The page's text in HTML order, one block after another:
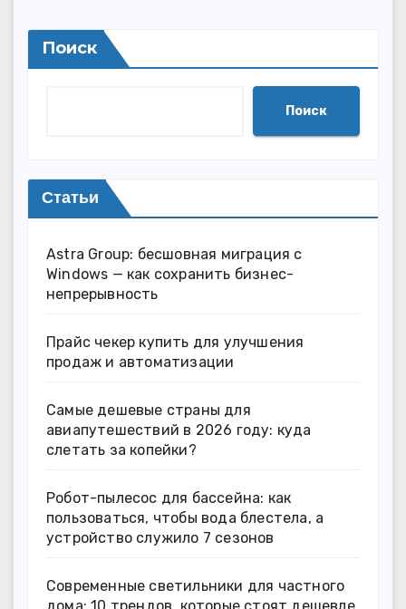
Поиск
Поиск
Статьи
Astra Group: бесшовная миграция с
Windows — как сохранить бизнес-
непрерывность
Прайс чекер купить для улучшения
продаж и автоматизации
Самые дешевые страны для
авиапутешествий в 2026 году: куда
слетать за копейки?
Робот-пылесос для бассейна: как
пользоваться, чтобы вода блестела, а
устройство служило 7 сезонов
Современные светильники для частного